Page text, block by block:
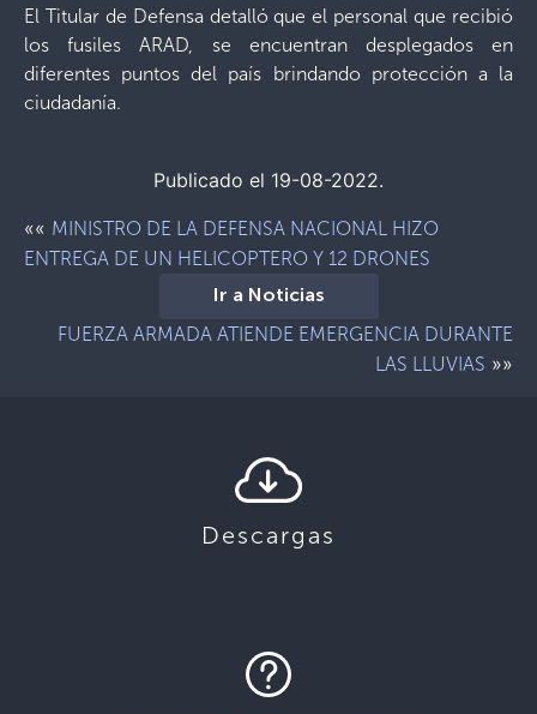
El Titular de Defensa detalló que el personal que recibió
los fusiles ARAD, se encuentran desplegados en
diferentes puntos del país brindando protección a la
ciudadanía.
Publicado el 19-08-2022.
«« MINISTRO DE LA DEFENSA NACIONAL HIZO
ENTREGA DE UN HELICOPTERO Y 12 DRONES
Ir a Noticias
FUERZA ARMADA ATIENDE EMERGENCIA DURANTE
LAS LLUVIAS »»
Descargas